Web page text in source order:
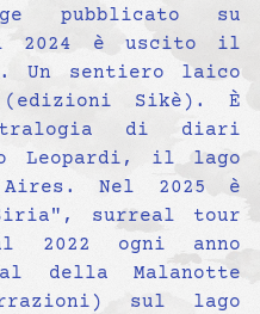
pubblicato su
2024 è uscito il
Un sentiero laico
Sikè). È
di diari
Leopardi, il lago
Aires. Nel 2025 è
surreal tour
2022 ogni anno
della Malanotte
sul lago